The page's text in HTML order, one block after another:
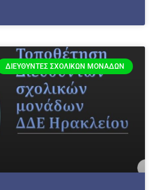
ΔΙΕΥΘΥΝΤΈΣ ΣΧΟΛΙΚΏΝ ΜΟΝΆΔΩΝ